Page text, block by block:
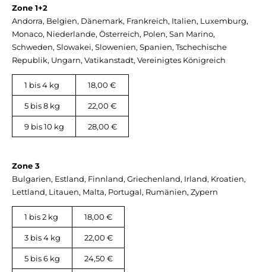
Zone 1+2
Andorra, Belgien, Dänemark, Frankreich, Italien, Luxemburg,
Monaco, Niederlande, Österreich, Polen, San Marino,
Schweden, Slowakei, Slowenien, Spanien, Tschechische
Republik, Ungarn, Vatikanstadt, Vereinigtes Königreich
1 bis 4 kg 18,00 €
5 bis 8 kg 22,00 €
9 bis 10 kg 28,00 €
Zone 3
Bulgarien, Estland, Finnland, Griechenland, Irland, Kroatien,
Lettland, Litauen, Malta, Portugal, Rumänien, Zypern
1 bis 2 kg 18,00 €
3 bis 4 kg 22,00 €
5 bis 6 kg 24,50 €